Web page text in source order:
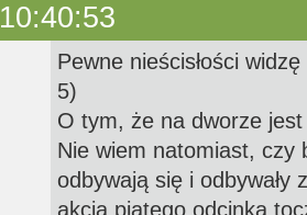
Pewne nieścisłości
5)
O tym, że na dworze
Nie wiem natomiast, czy
odbywają się i odbywały
akcja piątego odcinka